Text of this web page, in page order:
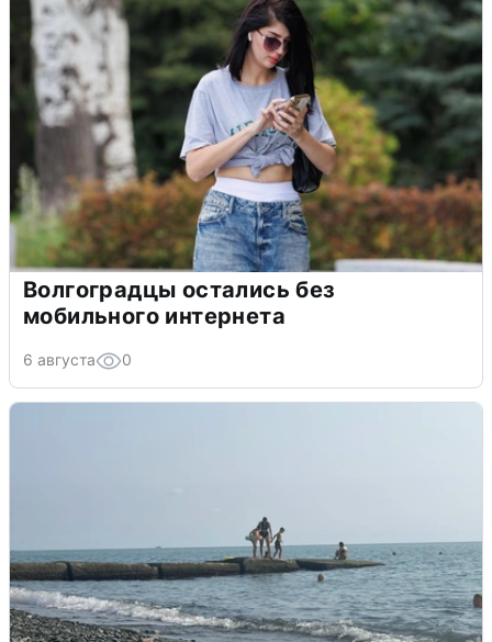
Волгоградцы остались без
мобильного интернета
6 августа 0